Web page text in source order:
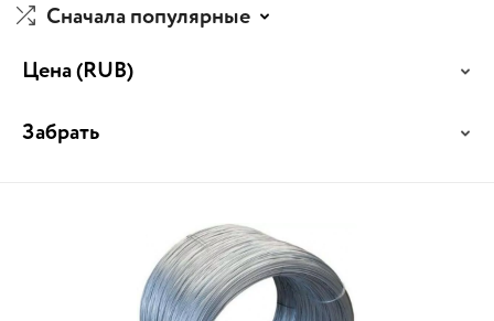
Сначала популярные
Цена(RUB)
Забрать